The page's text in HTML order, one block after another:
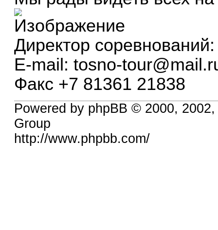
Директор
E-mail:tosno-
Факс +7 81361 21838
Powered by phpBB © 2000,
Group
http://www.phpbb.com/